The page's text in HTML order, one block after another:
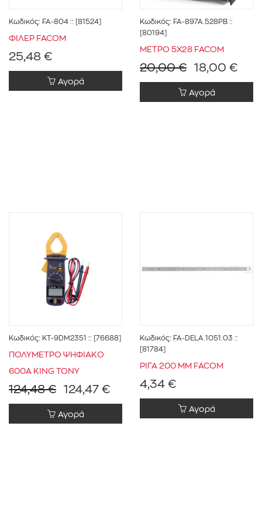
Κωδικός: FA-804 :: [81524]
ΦΙΛΕΡ FACOM
25,48 €
Αγορά
Κωδικός: FA-897A.528PB ::
[80194]
ΜΕΤΡΟ 5Χ28 FACOM
20,00 € 18,00 €
Αγορά
Κωδικός: KT-9DM2351 :: [76688]
ΠΟΛΥΜΕΤΡΟ ΨΗΦΙΑΚΟ
600A KING TONY
124,48 € 124,47 €
Αγορά
Κωδικός: FA-DELA.1051.03 ::
[81784]
ΡΙΓΑ 200 ΜΜ FACOM
4,34 €
Αγορά